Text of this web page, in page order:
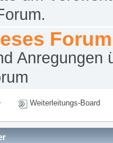
Forum
Anregungen
Weiterleitungs-Board